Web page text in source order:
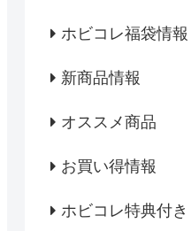
ホビコレ福袋情報
新商品情報
オススメ商品
お買い得情報
ホビコレ特典付